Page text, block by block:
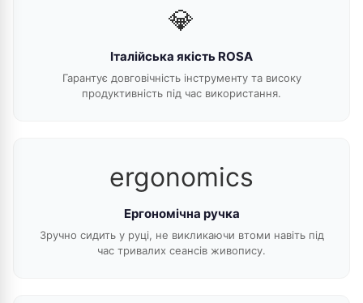
💎
Італійська якість ROSA
Гарантує довговічність інструменту та високу
продуктивність під час використання.
ergonomics
Ергономічна ручка
Зручно сидить у руці, не викликаючи втоми навіть під
час тривалих сеансів живопису.